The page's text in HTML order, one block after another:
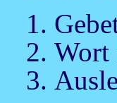
Wort